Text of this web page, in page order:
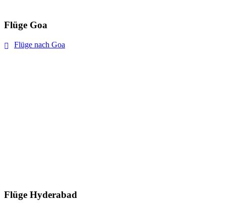
Flüge Goa
Flüge nach Goa
Flüge Hyderabad